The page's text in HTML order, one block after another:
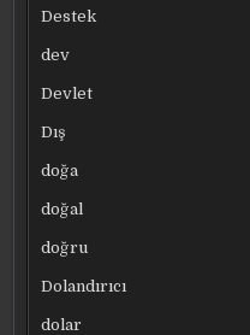
Destek
dev
Devlet
Dış
doğa
doğal
doğru
Dolandırıcı
dolar